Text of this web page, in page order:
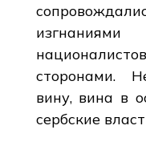
сторонами.
вину, вина в
сербские